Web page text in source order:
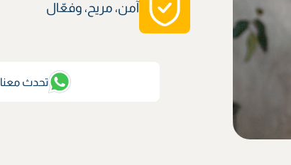
آمن، مريح، وفعّال
تحدث معنا